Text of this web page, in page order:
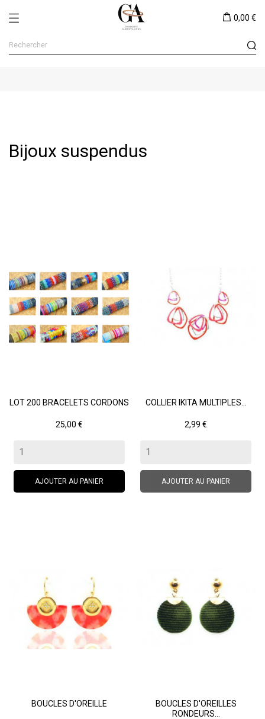
0,00 €
Bijoux suspendus
LOT 200 BRACELETS CORDONS
Prix
25,00 €
AJOUTER AU PANIER
COLLIER IKITA MULTIPLES...
Prix
2,99 €
AJOUTER AU PANIER
BOUCLES D'OREILLE
BOUCLES D'OREILLES
RONDEURS...